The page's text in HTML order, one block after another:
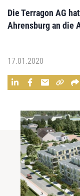
Die Terragon AG
Ahrensburg an die
17.01.2020